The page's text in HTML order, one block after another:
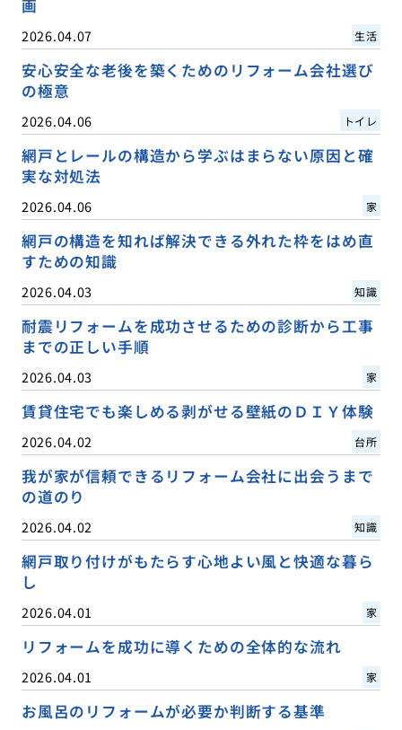
画
2026.04.07 生活
安心安全な老後を築くためのリフォーム会社選び
の極意
2026.04.06 トイレ
網戸とレールの構造から学ぶはまらない原因と確
実な対処法
2026.04.06 家
網戸の構造を知れば解決できる外れた枠をはめ直
すための知識
2026.04.03 知識
耐震リフォームを成功させるための診断から工事
までの正しい手順
2026.04.03 家
賃貸住宅でも楽しめる剥がせる壁紙のＤＩＹ体験
2026.04.02 台所
我が家が信頼できるリフォーム会社に出会うまで
の道のり
2026.04.02 知識
網戸取り付けがもたらす心地よい風と快適な暮ら
し
2026.04.01 家
リフォームを成功に導くための全体的な流れ
2026.04.01 家
お風呂のリフォームが必要か判断する基準